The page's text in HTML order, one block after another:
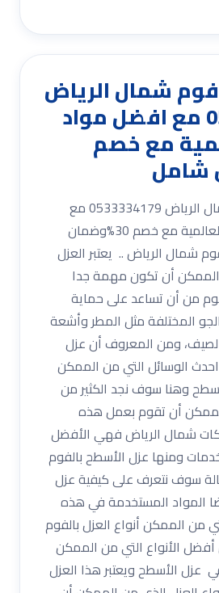
شمال الرياض
0533334179 مع افضل مواد
مع خصم
شركة عزل فوم شمال الرياض 0533334179 مع
افضل مواد العزل العالمية مع خصم 30%وضمان
شمال الرياض .. يعتبر العزل
الممكن أن تكون مهمة جدا
من أن تساعد على حماية
المختلفة مثل المطر وأشعة
ومن المعروف أن عزل
الوسائل التي من الممكن
وهنا سوف نجد الكثير من
أن تقوم بعمل هذه
شمال الرياض فهي الأفضل
ومنها عزل الأسطح بالفوم
سوف نتعرف على كيفية عزل
المواد المستخدمة في هذه
من الممكن أنواع العزل بالفوم
أفضل الأنواع التي من الممكن
عزل الأسطح ويعتبر هذا العزل